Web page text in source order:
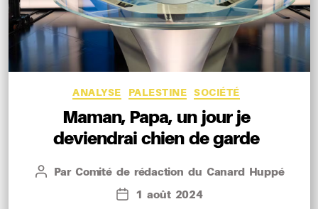
Catégories
ANALYSE PALESTINE SOCIÉTÉ
Maman, Papa, un jour je
deviendrai chien de garde
Auteur
Par Comité de rédaction du Canard Huppé
Date1 août 2024